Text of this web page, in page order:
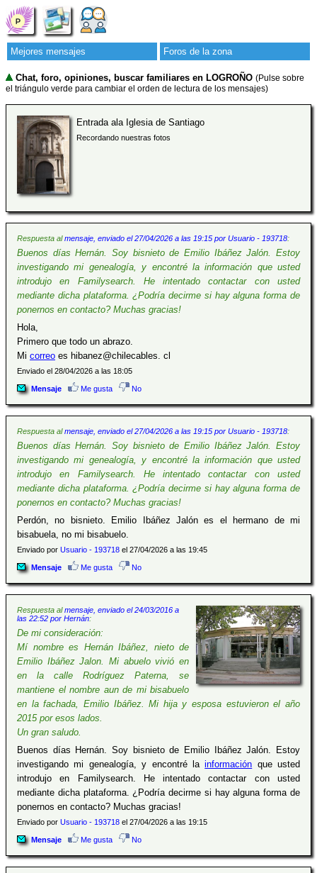
Mejores mensajes Foros de la zona
Chat, foro, opiniones, buscar familiares en LOGROÑO (Pulse sobre
el triángulo verde para cambiar el orden de lectura de los mensajes)
Entrada ala Iglesia de Santiago
Recordando nuestras fotos
Respuesta almensaje, enviado el 27/04/2026 a las 19:15 por Usuario - 193718:
Buenos días Hernán. Soy bisnieto de Emilio Ibáñez Jalón. Estoy
investigando mi genealogía, y encontré la información que usted
introdujo en Familysearch. He intentado contactar con usted
mediante dicha plataforma. ¿Podría decirme si hay alguna forma de
ponernos en contacto? Muchas gracias!
Hola,
Primero que todo un abrazo.
Mi correo es hibanez@chilecables. cl
Enviado el 28/04/2026 a las 18:05
Mensaje Me gusta No
Respuesta almensaje, enviado el 27/04/2026 a las 19:15 por Usuario - 193718:
Buenos días Hernán. Soy bisnieto de Emilio Ibáñez Jalón. Estoy
investigando mi genealogía, y encontré la información que usted
introdujo en Familysearch. He intentado contactar con usted
mediante dicha plataforma. ¿Podría decirme si hay alguna forma de
ponernos en contacto? Muchas gracias!
Perdón, no bisnieto. Emilio Ibáñez Jalón es el hermano de mi
bisabuela, no mi bisabuelo.
Enviado por Usuario - 193718 el 27/04/2026 a las 19:45
Mensaje Me gusta No
Respuesta almensaje, enviado el 24/03/2016 a
las 22:52 por Hernán:
De mi consideración:
Mí nombre es Hernán Ibáñez, nieto de
Emilio Ibáñez Jalon. Mi abuelo vivió en
en la calle Rodríguez Paterna, se
mantiene el nombre aun de mi bisabuelo
en la fachada, Emilio Ibáñez. Mi hija y esposa estuvieron el año
2015 por esos lados.
Un gran saludo.
Buenos días Hernán. Soy bisnieto de Emilio Ibáñez Jalón. Estoy
investigando mi genealogía, y encontré lainformación que usted
introdujo en Familysearch. He intentado contactar con usted
mediante dicha plataforma. ¿Podría decirme si hay alguna forma de
ponernos en contacto? Muchas gracias!
Enviado por Usuario - 193718 el 27/04/2026 a las 19:15
Mensaje Me gusta No